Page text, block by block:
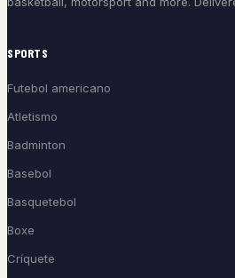
SPORTS
Futebol americano
Atletismo
Badminton
Basebol
Basquetebol
Boxe
Críquete